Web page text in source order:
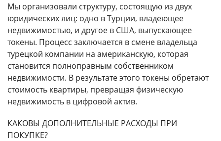
Мы организовали структуру, состоящую из двух
юридических лиц: одно в Турции, владеющее
недвижимостью, и другое в США, выпускающее
токены. Процесс заключается в смене владельца
турецкой компании на американскую, которая
становится полноправным собственником
недвижимости. В результате этого токены обретают
стоимость квартиры, превращая физическую
недвижимость в цифровой актив.
КАКОВЫ ДОПОЛНИТЕЛЬНЫЕ РАСХОДЫ ПРИ
ПОКУПКЕ?